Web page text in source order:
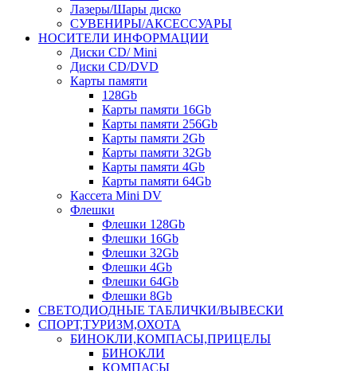
Лазеры/Шары диско
СУВЕНИРЫ/АКСЕССУАРЫ
НОСИТЕЛИ ИНФОРМАЦИИ
Диски CD/ Mini
Диски CD/DVD
Карты памяти
128Gb
Карты памяти 16Gb
Карты памяти 256Gb
Карты памяти 2Gb
Карты памяти 32Gb
Карты памяти 4Gb
Карты памяти 64Gb
Кассета Mini DV
Флешки
Флешки 128Gb
Флешки 16Gb
Флешки 32Gb
Флешки 4Gb
Флешки 64Gb
Флешки 8Gb
СВЕТОДИОДНЫЕ ТАБЛИЧКИ/ВЫВЕСКИ
СПОРТ,ТУРИЗМ,ОХОТА
БИНОКЛИ,КОМПАСЫ,ПРИЦЕЛЫ
БИНОКЛИ
КОМПАСЫ